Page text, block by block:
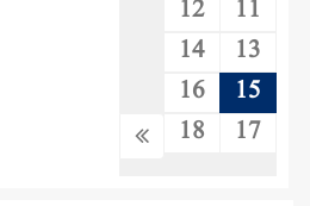
11
12
13
14
15
16
17
18